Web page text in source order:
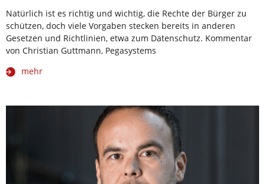
Natürlich ist es richtig und wichtig, die Rechte der Bürger zu
schützen, doch viele Vorgaben stecken bereits in anderen
Gesetzen und Richtlinien, etwa zum Datenschutz. Kommentar
von Christian Guttmann, Pegasystems
mehr